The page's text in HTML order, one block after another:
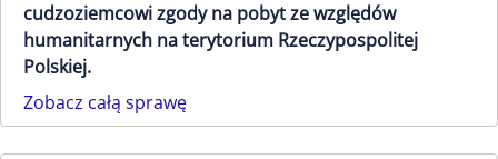
cudzoziemcowi zgody na pobyt ze względów
humanitarnych na terytorium Rzeczypospolitej
Polskiej.
Zobacz całą sprawę